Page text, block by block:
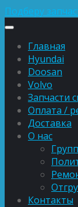
Подберу
Главная
Hyundai
Doosan
Volvo
Запчасти
Оплата /
Доставка
О нас
Контакты